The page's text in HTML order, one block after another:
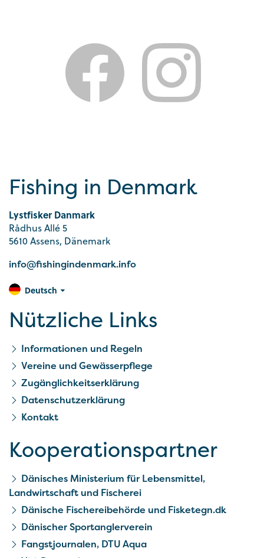
Fishing in Denmark
Lystfisker Danmark
Rådhus Allé 5
5610 Assens, Dänemark
info@fishingindenmark.info
Deutsch
Nützliche Links
Informationen und Regeln
Vereine und Gewässerpflege
Zugänglichkeitserklärung
Datenschutzerklärung
Kontakt
Kooperationspartner
Dänisches Ministerium für Lebensmittel,
Landwirtschaft und Fischerei
Dänische Fischereibehörde und Fisketegn.dk
Dänischer Sportanglerverein
Fangstjournalen, DTU Aqua